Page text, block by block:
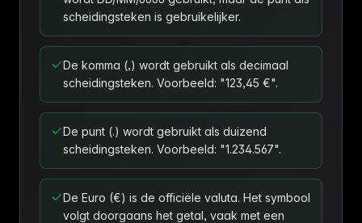
scheidingsteken is gebruikelijker.
De komma (,) wordt gebruikt als decimaal
scheidingsteken. Voorbeeld: "123,45 €".
De punt (.) wordt gebruikt als duizend
scheidingsteken. Voorbeeld: "1.234.567".
De Euro (€) is de officiële valuta. Het symbool
volgt doorgaans het getal, vaak met een